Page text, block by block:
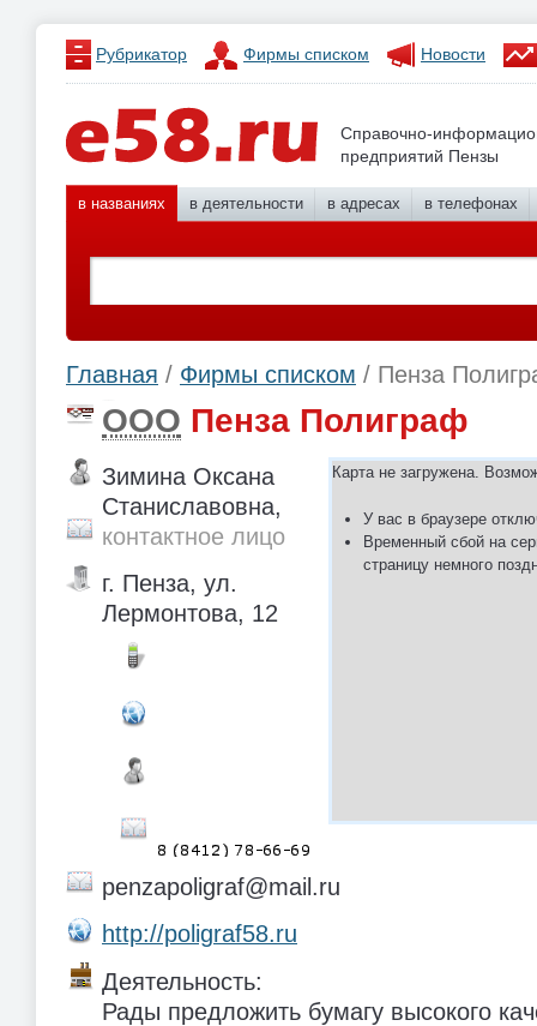
Рубрикатор Фирмы списком Новости
Справочно-
предприятий Пензы
в названиях в деятельности в адресах в телефонах
Главная / Фирмы списком / Пенза
ООО Пенза Полиграф
Карта не загружена.
У вас в браузере
Временный сбой на
страницу немного
Зимина Оксана
Станиславовна,
контактное лицо
г. Пенза, ул.
Лермонтова, 12
penzapoligraf@mail.ru
http://poligraf58.ru
Деятельность:
Рады предложить бумагу высокого